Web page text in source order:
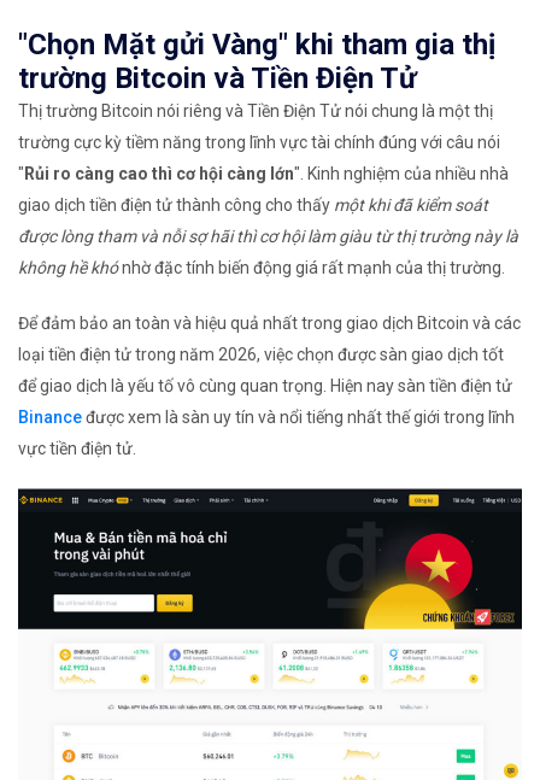
"Chọn Mặt gửi Vàng" khi tham gia thị
trường Bitcoin và Tiền Điện Tử
Thị trường Bitcoin nói riêng và Tiền Điện Tử nói chung là một thị
trường cực kỳ tiềm năng trong lĩnh vực tài chính đúng với câu nói
" Rủi ro càng cao thì cơ hội càng lớn". Kinh nghiệm của nhiều nhà
giao dịch tiền điện tử thành công cho thấy một khi đã kiểm soát
được lòng tham và nỗi sợ hãi thì cơ hội làm giàu từ thị trường này là
không hề khónhờ đặc tính biến động giá rất mạnh của thị trường.
Để đảm bảo an toàn và hiệu quả nhất trong giao dịch Bitcoin và các
loại tiền điện tử trong năm 2026, việc chọn được sàn giao dịch tốt
để giao dịch là yếu tố vô cùng quan trọng. Hiện nay sàn tiền điện tử
Binanceđược xem là sàn uy tín và nổi tiếng nhất thế giới trong lĩnh
vực tiền điện tử.